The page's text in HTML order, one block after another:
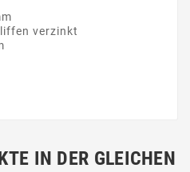
verzinkt
IN DER GLEICHEN